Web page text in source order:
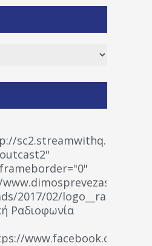
wp-
2017/02/
Ραδιοφωνία
www.facebook.com/